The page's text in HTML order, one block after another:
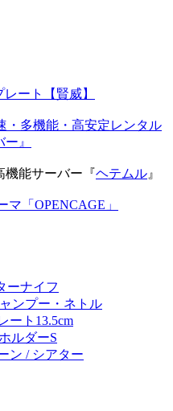
ート【賢威】
・多機能・高安定レンタル
』
機能サーバー『ヘテムル 』
マ「OPENCAGE」
ーナイフ
ンプー・ネトル
ート13.5cm
ルダーS
ン / シアター